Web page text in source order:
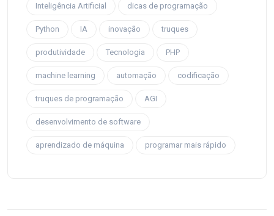
Inteligência Artificial dicas de programação
Python IA inovação truques
produtividade Tecnologia PHP
machine learning automação codificação
truques de programação AGI
desenvolvimento de software
aprendizado de máquina programar mais rápido